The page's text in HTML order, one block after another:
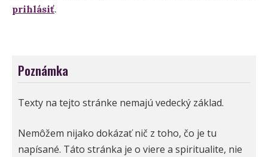
prihlásiť.
Poznámka
Texty na tejto stránke nemajú vedecký základ.
Nemôžem nijako dokázať nič z toho, čo je tu
napísané. Táto stránka je o viere a spiritualite, nie